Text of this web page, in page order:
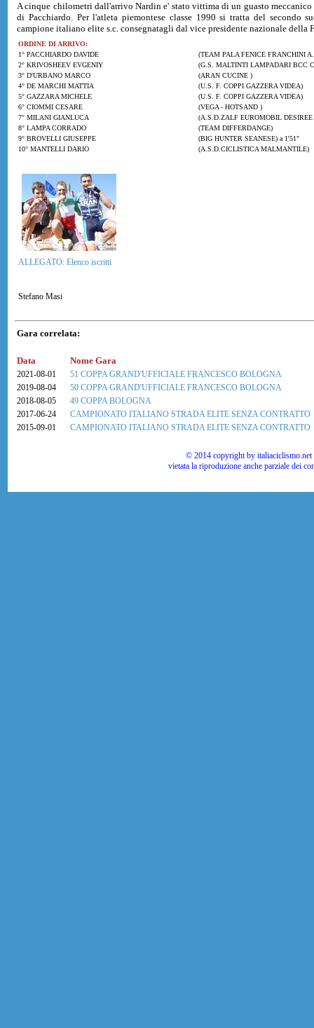
A cinque chilometri dall'arrivo Nardin e' stato vittima di un guasto meccanico
di Pacchiardo. Per l'atleta piemontese classe 1990 si tratta del secondo
campione italiano elite s.c. consegnatagli dal vice presidente nazionale della
ORDINE DI ARRIVO:
1° PACCHIARDO DAVIDE
(TEAM PALA FENICE FRANCHINI
2° KRIVOSHEEV EVGENIY
(G.S. MALTINTI LAMPADARI BCC
3° D'URBANO MARCO
(ARAN CUCINE )
4° DE MARCHI MATTIA
(U.S. F. COPPI GAZZERA VIDEA)
5° GAZZARA MICHELE
(U.S. F. COPPI GAZZERA VIDEA)
6° CIOMMI CESARE
(VEGA - HOTSAND )
7° MILANI GIANLUCA
(A.S.D.ZALF EUROMOBIL DESIREE
8° LAMPA CORRADO
(TEAM DIFFERDANGE)
9° BROVELLI GIUSEPPE
(BIG HUNTER SEANESE) a 1'51"
10° MANTELLI DARIO
(A.S.D.CICLISTICA MALMANTILE)
ALLEGATO: Elenco iscritti
Stefano Masi
Gara correlata:
Data Nome Gara
2021-08-01
51 COPPA GRAND'UFFICIALE FRANCESCO BOLOGNA
2019-08-04
50 COPPA GRAND'UFFICIALE FRANCESCO BOLOGNA
2018-08-05
49 COPPA BOLOGNA
2017-06-24
CAMPIONATO ITALIANO STRADA ELITE SENZA CONTRATTO
2015-09-01
CAMPIONATO ITALIANO STRADA ELITE SENZA CONTRATTO
© 2014 copyright by
vietata la riproduzione anche parziale dei